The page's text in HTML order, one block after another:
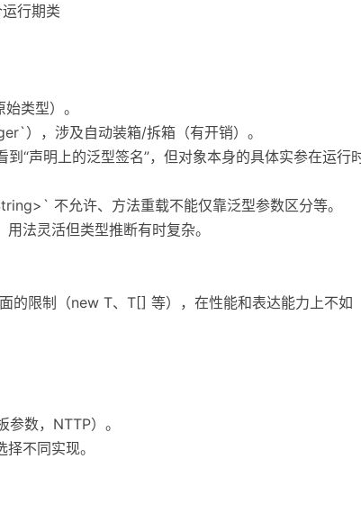
行期类
类型）。
），涉及自动装箱/拆箱（有开销）。
“声明上的泛型签名”，但对象本身的具体实参在运行
不允许、方法重载不能仅靠泛型参数区分等。
法灵活但类型推断有时复杂。
的限制（new T、T[] 等），在性能和表达能力上不如
数，NTTP）。
不同实现。